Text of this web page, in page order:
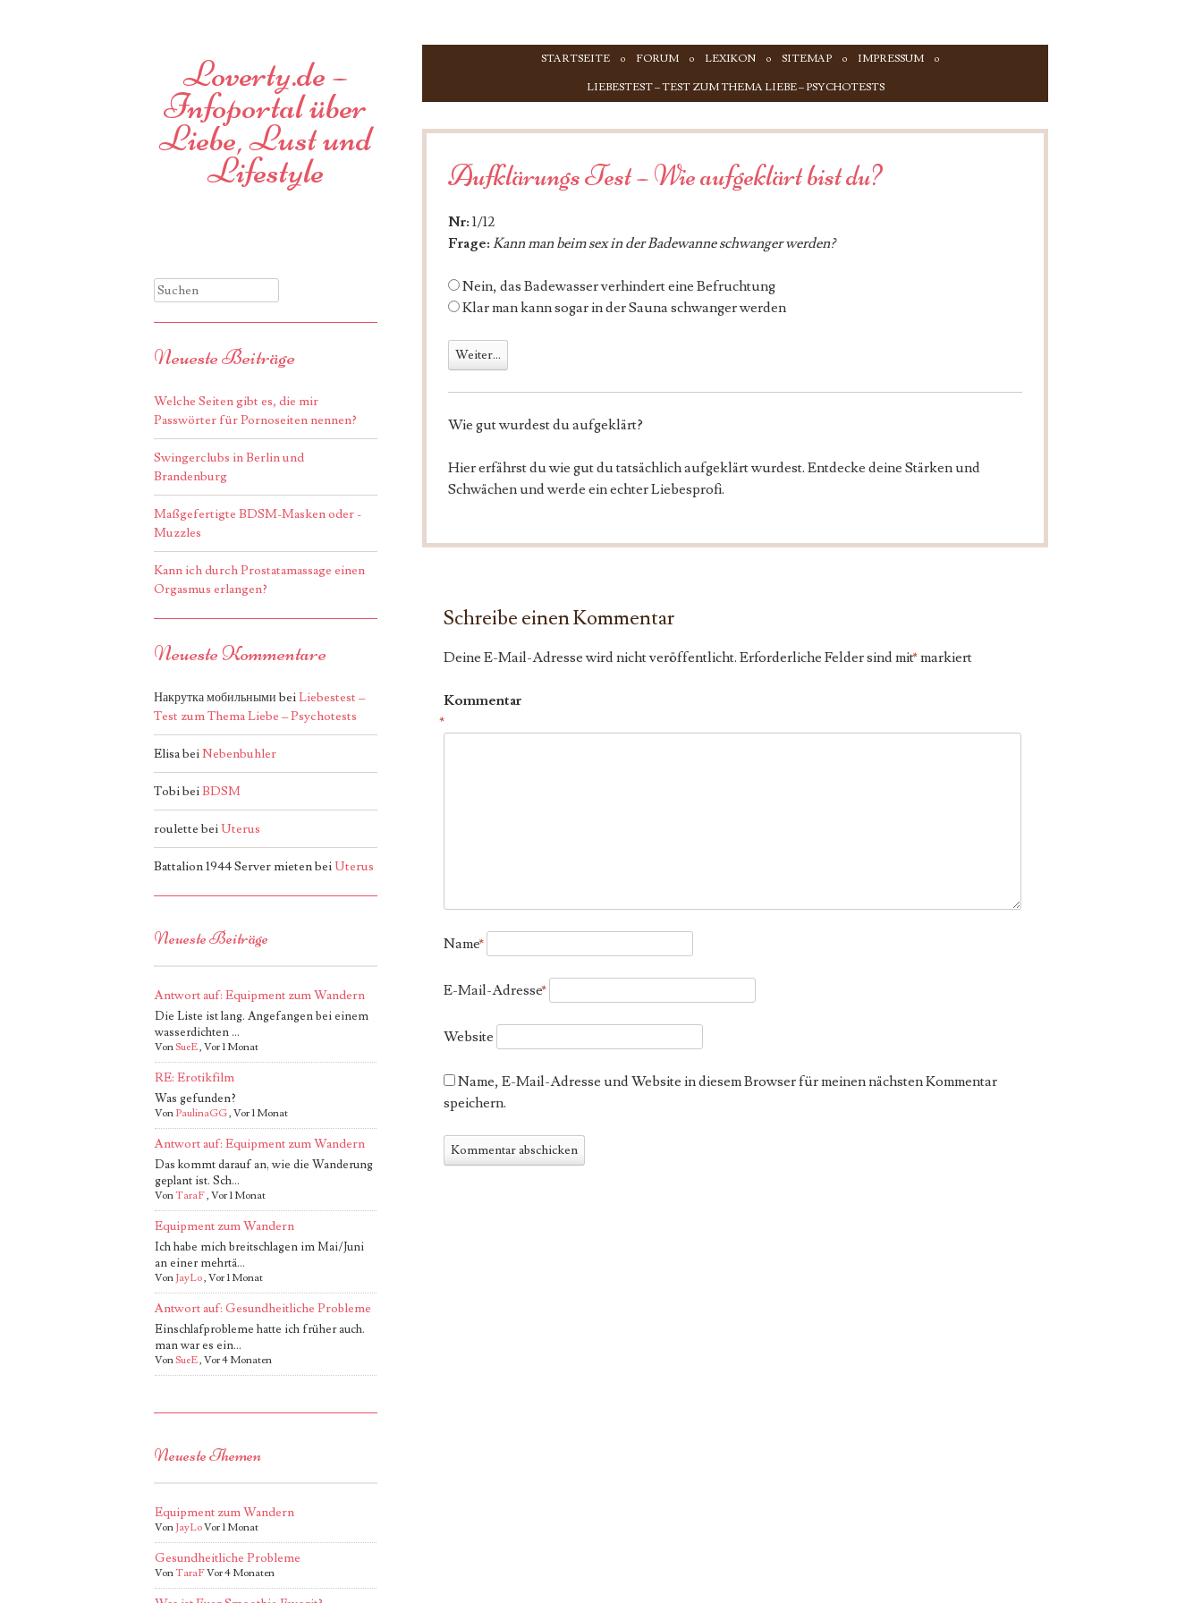
Loverty.de –
Infoportal über
Liebe, Lust und
Lifestyle
ZUM INHALT SPRINGEN
STARTSEITE FORUM LEXIKON SITEMAP IMPRESSUM
LIEBESTEST – TEST ZUM THEMA LIEBE – PSYCHOTESTS
Aufklärungs Test – Wie aufgeklärt bist du?
Nr: 1/12
Frage: Kann man beim sex in der Badewanne schwanger werden?
Nein, das Badewasser verhindert eine Befruchtung
Klar man kann sogar in der Sauna schwanger werden
Wie gut wurdest du aufgeklärt?
Hier erfährst du wie gut du tatsächlich aufgeklärt wurdest. Entdecke deine Stärken und
Schwächen und werde ein echter Liebesprofi.
Schreibe einen Kommentar
Deine E-Mail-Adresse wird nicht veröffentlicht. Erforderliche Felder sind mit*markiert
Kommentar
*
Name*
E-Mail-Adresse*
Website
Name, E-Mail-Adresse und Website in diesem Browser für meinen nächsten Kommentar
speichern.
Suchen
Neueste Beiträge
Welche Seiten gibt es, die mir
Passwörter für Pornoseiten nennen?
Swingerclubs in Berlin und
Brandenburg
Maßgefertigte BDSM-Masken oder -
Muzzles
Kann ich durch Prostatamassage einen
Orgasmus erlangen?
Neueste Kommentare
Накрутка мобильнымиbeiLiebestest –
Test zum Thema Liebe – Psychotests
ElisabeiNebenbuhler
TobibeiBDSM
roulettebeiUterus
Battalion 1944 Server mietenbeiUterus
Neueste Beiträge
Antwort auf: Equipment zum Wandern
Die Liste ist lang. Angefangen bei einem
wasserdichten ...
VonSueE, Vor 1 Monat
RE: Erotikfilm
Was gefunden?
Von PaulinaGG, Vor 1 Monat
Antwort auf: Equipment zum Wandern
Das kommt darauf an, wie die Wanderung
geplant ist. Sch...
Von TaraF, Vor 1 Monat
Equipment zum Wandern
Ich habe mich breitschlagen im Mai/Juni
an einer mehrtä...
Von JayLo, Vor 1 Monat
Antwort auf: Gesundheitliche Probleme
Einschlafprobleme hatte ich früher auch.
man war es ein...
VonSueE, Vor 4 Monaten
Neueste Themen
Equipment zum Wandern
Von JayLoVor 1 Monat
Gesundheitliche Probleme
Von TaraFVor 4 Monaten